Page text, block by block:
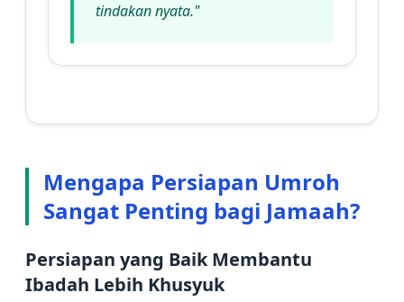
tindakan nyata."
Mengapa Persiapan Umroh
Sangat Penting bagi Jamaah?
Persiapan yang Baik Membantu
Ibadah Lebih Khusyuk